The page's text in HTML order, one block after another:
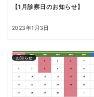
【1月診察日のお知らせ】
2023年1月3日
お知らせ